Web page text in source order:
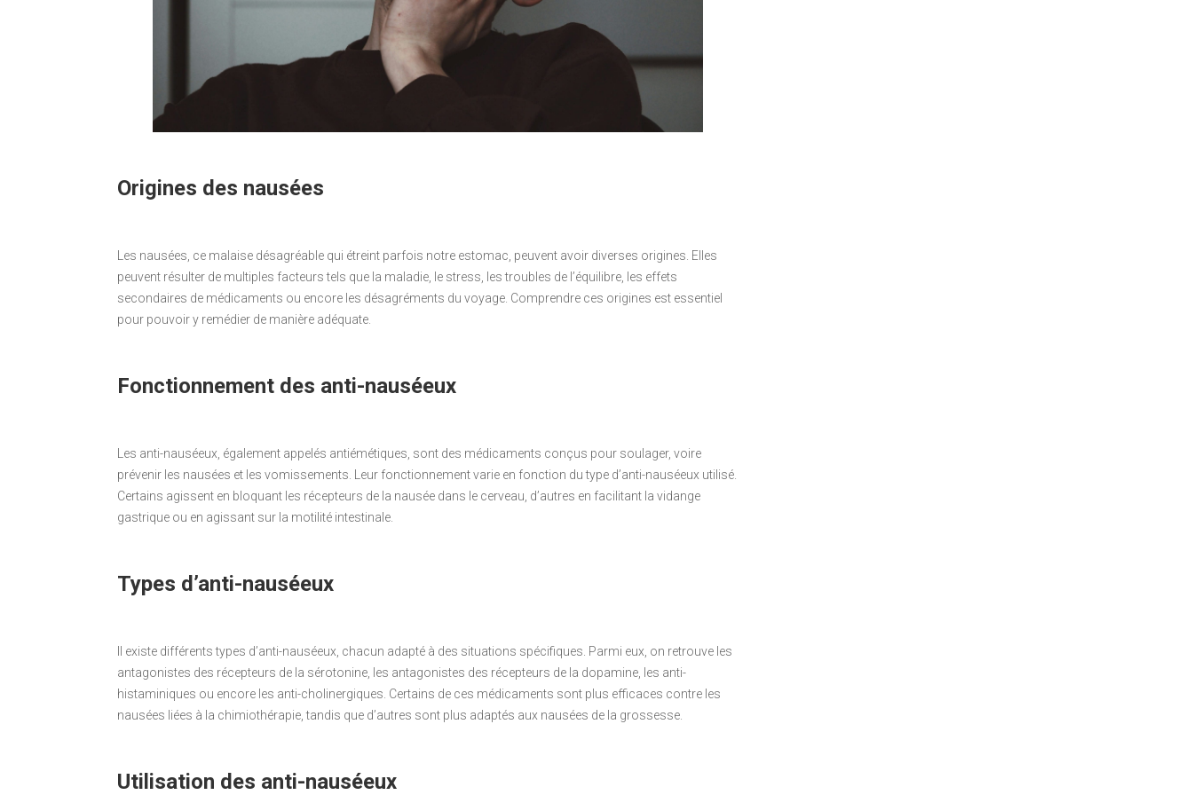
Origines des nausées
Les nausées, ce malaise désagréable qui étreint parfois notre estomac, peuvent avoir diverses origines. Elles
peuvent résulter de multiples facteurs tels que la maladie, le stress, les troubles de l’équilibre, les effets
secondaires de médicaments ou encore les désagréments du voyage. Comprendre ces origines est essentiel
pour pouvoir y remédier de manière adéquate.
Fonctionnement des anti-nauséeux
Les anti-nauséeux, également appelés antiémétiques, sont des médicaments conçus pour soulager, voire
prévenir les nausées et les vomissements. Leur fonctionnement varie en fonction du type d’anti-nauséeux utilisé.
Certains agissent en bloquant les récepteurs de la nausée dans le cerveau, d’autres en facilitant la vidange
gastrique ou en agissant sur la motilité intestinale.
Types d’anti-nauséeux
Il existe différents types d’anti-nauséeux, chacun adapté à des situations spécifiques. Parmi eux, on retrouve les
antagonistes des récepteurs de la sérotonine, les antagonistes des récepteurs de la dopamine, les anti-
histaminiques ou encore les anti-cholinergiques. Certains de ces médicaments sont plus efficaces contre les
nausées liées à la chimiothérapie, tandis que d’autres sont plus adaptés aux nausées de la grossesse.
Utilisation des anti-nauséeux